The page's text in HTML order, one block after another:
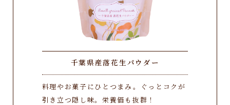
千葉県産落花生パウダー
料理やお菓子にひとつまみ。ぐっとコクが
引き立つ隠し味。栄養価も抜群！